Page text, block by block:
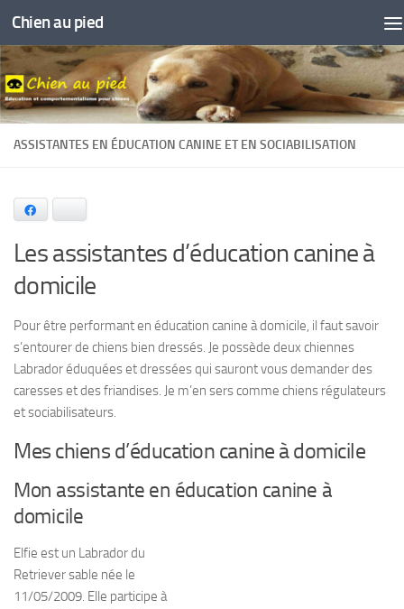
Skip to content
Chien au pied
ASSISTANTES EN ÉDUCATION CANINE ET EN SOCIABILISATION
Les assistantes d’éducation canine à
domicile
Pour être performant en éducation canine à domicile, il faut savoir
s’entourer de chiens bien dressés. Je possède deux chiennes
Labrador éduquées et dressées qui sauront vous demander des
caresses et des friandises. Je m’en sers comme chiens régulateurs
et sociabilisateurs.
Mes chiens d’éducation canine à domicile
Mon assistante en éducation canine à
domicile
Elfie est un Labrador du
Retriever sable née le
11/05/2009. Elle participe à